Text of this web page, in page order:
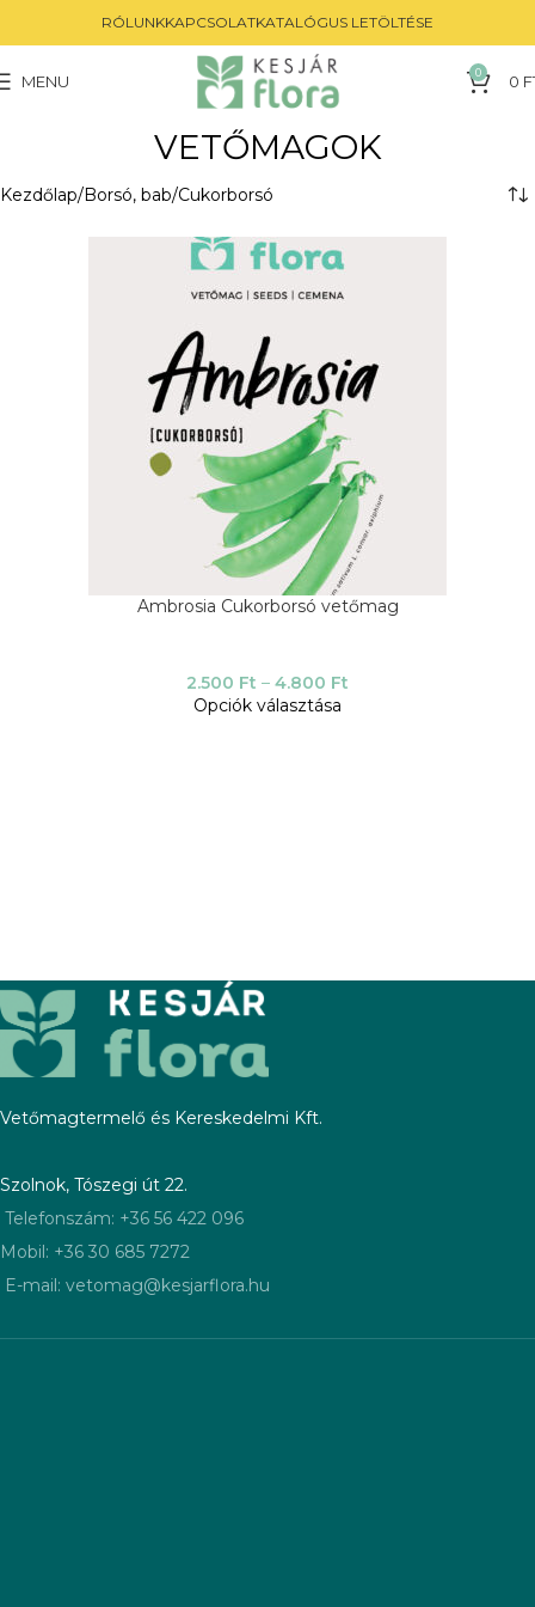
RÓLUNKKAPCSOLATKATALÓGUS LETÖLTÉSE
MENU 0 0
VETŐMAGOK
Kezdőlap Borsó, bab Cukorborsó
Ambrosia Cukorborsó vetőmag
2.500 Ft – 4.800 Ft
Opciók választása
Vetőmagtermelő és Kereskedelmi Kft.
Szolnok, Tószegi út 22.
Telefonszám: +36 56 422 096
Mobil: +36 30 685 7272
E-mail: vetomag@kesjarflora.hu